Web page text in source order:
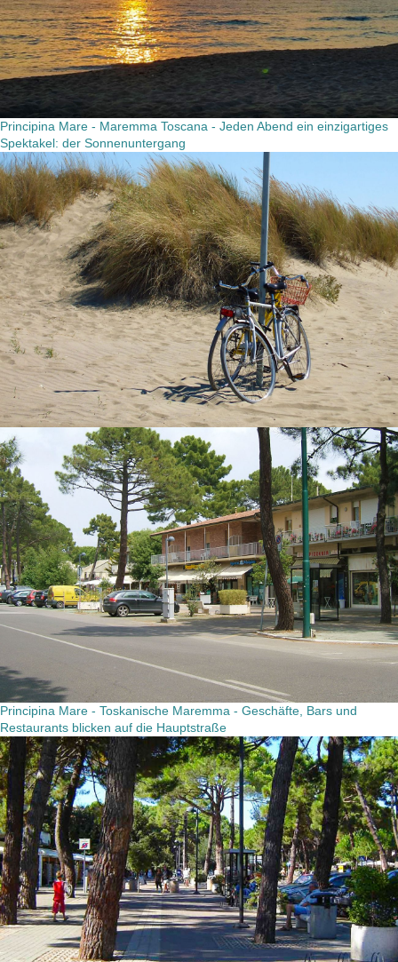
Principina Mare - Maremma Toscana - Jeden Abend ein einzigartiges
Spektakel: der Sonnenuntergang
Principina Mare - Toskanische Maremma - Geschäfte, Bars und
Restaurants blicken auf die Hauptstraße